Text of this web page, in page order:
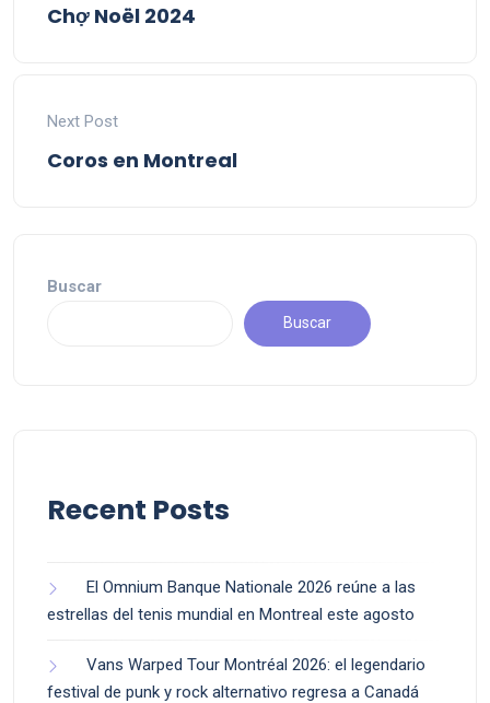
Chợ Noël 2024
Next Post
Coros en Montreal
Buscar
Buscar
Recent Posts
El Omnium Banque Nationale 2026 reúne a las
estrellas del tenis mundial en Montreal este agosto
Vans Warped Tour Montréal 2026: el legendario
festival de punk y rock alternativo regresa a Canadá